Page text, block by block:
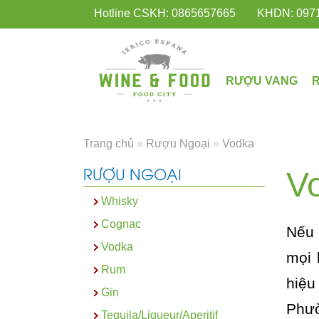
Hotline CSKH: 0865657665 KHDN:
RƯỢU VANG
Trang chủ » Rượu Ngoại » Vodka
RƯỢU NGOẠI
Whisky
Cognac
Vodka
Rum
Gin
Tequila/Liqueur/Aperitif
mọi